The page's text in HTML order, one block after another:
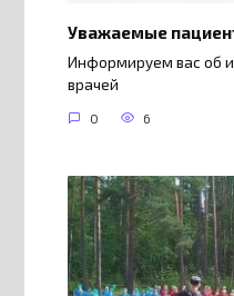
Уважаемые
Информируем вас об
врачей
0 6